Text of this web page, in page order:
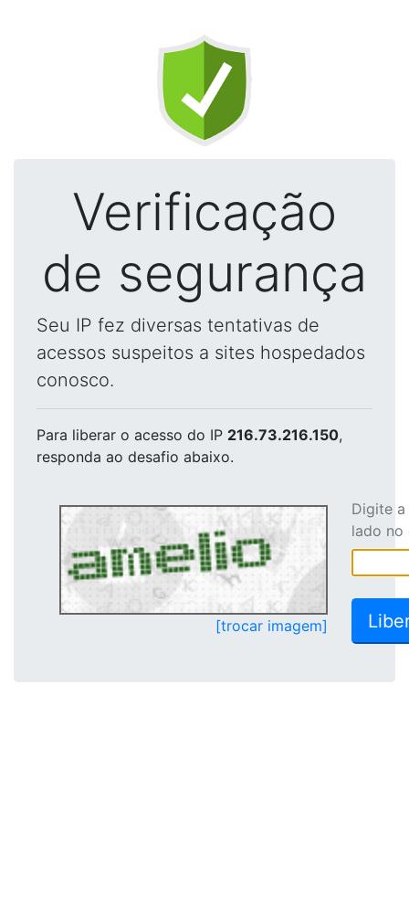
Verificação
de segurança
Seu IP fez diversas tentativas de
acessos suspeitos a sites hospedados
conosco.
Para liberar o acesso do IP 216.73.216.150,
responda ao desafio abaixo.
[trocar imagem]
Digite
lado no